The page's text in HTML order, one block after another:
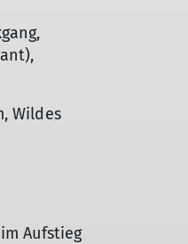
Wildes
Aufstieg